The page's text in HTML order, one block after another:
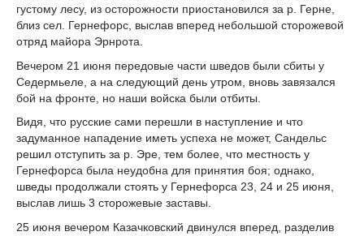
густому лесу, из осторожности приостановился за р. Герне,
близ сел. Гернефорс, выслав вперед небольшой сторожевой
отряд майора Эрнрота.
Вечером 21 июня передовые части шведов были сбиты у
Седермьеле, а на следующий день утром, вновь завязался
бой на фронте, но наши войска были отбиты.
Видя, что русские сами перешли в наступление и что
задуманное нападение иметь успеха не может, Сандельс
решил отступить за р. Эре, тем более, что местность у
Гернефорса была неудобна для принятия боя; однако,
шведы продолжали стоять у Гернефорса 23, 24 и 25 июня,
выслав лишь 3 сторожевые заставы.
25 июня вечером Казачковский двинулся вперед, разделив